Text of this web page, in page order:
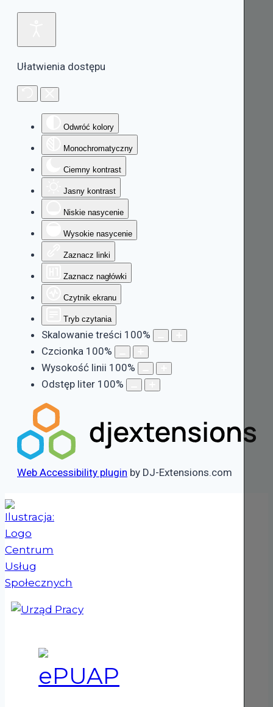
Ułatwienia dostępu
Odwróć kolory
Monochromatyczny
Ciemny kontrast
Jasny kontrast
Niskie nasycenie
Wysokie nasycenie
Zaznacz linki
Zaznacz nagłówki
Czytnik ekranu
Tryb czytania
Skalowanie treści 100%
Czcionka 100%
Wysokość linii 100%
Odstęp liter 100%
Web Accessibility plugin by DJ-Extensions.com
Przejdź
do
treści
(otwiera się w